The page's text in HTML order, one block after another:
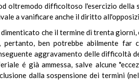
oltremodo difficoltoso l'esercizio
a vanificare anche il diritto
che il termine di trenta
pertanto, ben potrebbe abilmente
aggravamento delle difficoltà
é già ammessa, salve alcune
dalla sospensione dei termini